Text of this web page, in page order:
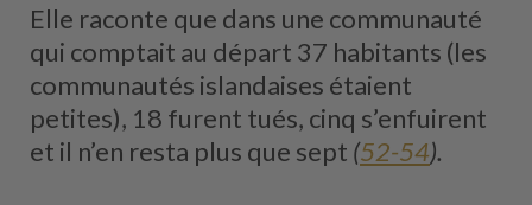
Elle raconte que dans une communauté
qui comptait au départ 37 habitants (les
communautés islandaises étaient
petites), 18 furent tués, cinq s’enfuirent
et il n’en resta plus que sept (52-54).